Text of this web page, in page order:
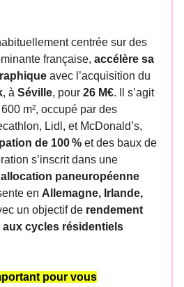
centrée sur des
française, accélère sa
avec l’acquisition du
, à Séville, pour 26 M€. Il s’agit
m², occupé par des
Lidl, et McDonald’s,
de 100 % et des baux de
s’inscrit dans une
allocation paneuropéenne
en Allemagne, Irlande,
un objectif de rendement
cycles résidentiels
pour vous